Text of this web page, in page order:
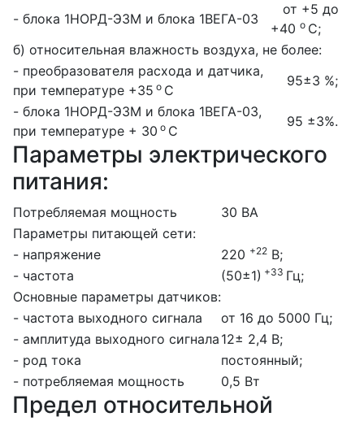
- блока 1НОРД-Э3М и блока 1ВЕГА-03
от +5 до
+40 о С;
б) относительная влажность воздуха, не более:
- преобразователя расхода и датчика,
при температуре +35 о С
95±3 %;
- блока 1НОРД-Э3М и блока 1ВЕГА-03,
при температуре + 30 о С
95 ±3%.
Параметры электрического
питания:
Потребляемая мощность
30 ВА
Параметры питающей сети:
- напряжение
220 +22 В;
- частота
(50±1) +33 Гц;
Основные параметры датчиков:
- частота выходного сигнала
от 16 до 5000 Гц;
- амплитуда выходного сигнала 12± 2,4 В;
- род тока
постоянный;
- потребляемая мощность
0,5 Вт
Предел относительной